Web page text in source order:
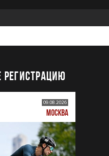
РЕГИСТРАЦИЮ
09.08.2026
МОСКВА